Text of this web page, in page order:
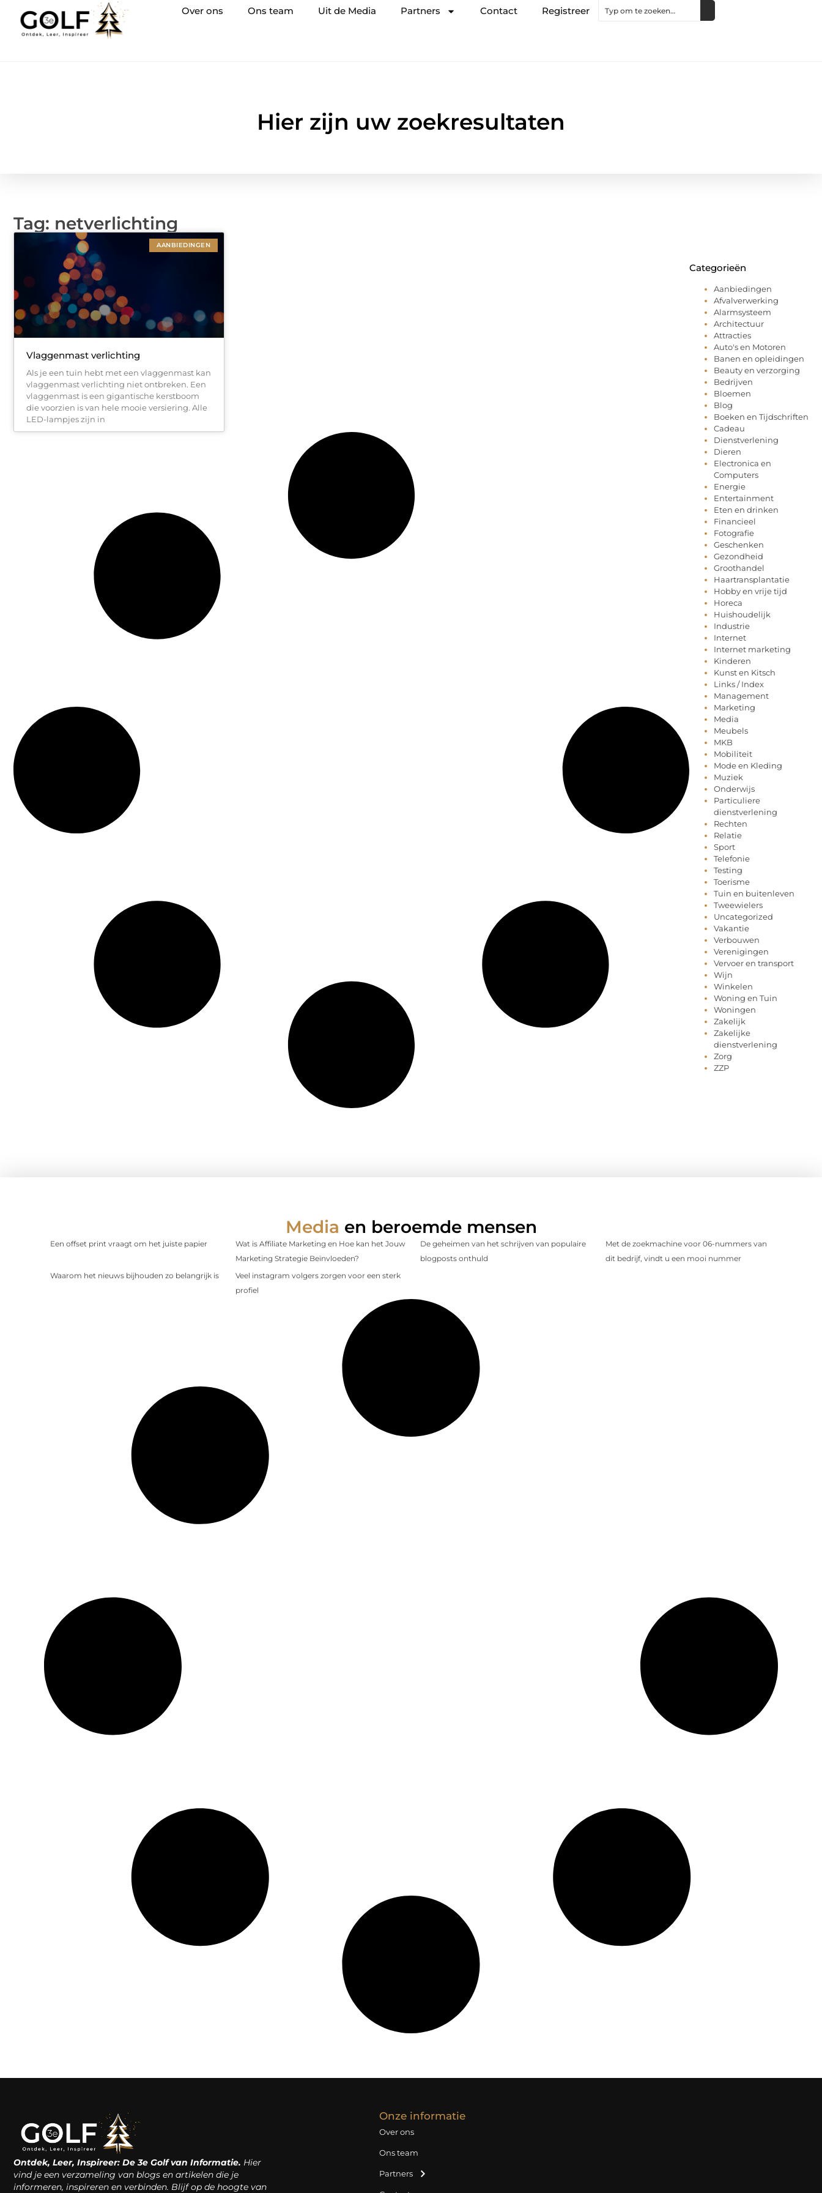
Over ons Ons team Uit de Media Partners Contact Registreer
Hier zijn uw zoekresultaten
Tag: netverlichting
AANBIEDINGEN
Vlaggenmast verlichting
Als je een tuin hebt met een vlaggenmast kan
vlaggenmast verlichting niet ontbreken. Een
vlaggenmast is een gigantische kerstboom
die voorzien is van hele mooie versiering. Alle
LED-lampjes zijn in
Categorieën
Aanbiedingen
Afvalverwerking
Alarmsysteem
Architectuur
Attracties
Auto's en Motoren
Banen en opleidingen
Beauty en verzorging
Bedrijven
Bloemen
Blog
Boeken en Tijdschriften
Cadeau
Dienstverlening
Dieren
Electronica en
Computers
Energie
Entertainment
Eten en drinken
Financieel
Fotografie
Geschenken
Gezondheid
Groothandel
Haartransplantatie
Hobby en vrije tijd
Horeca
Huishoudelijk
Industrie
Internet
Internet marketing
Kinderen
Kunst en Kitsch
Links / Index
Management
Marketing
Media
Meubels
MKB
Mobiliteit
Mode en Kleding
Muziek
Onderwijs
Particuliere
dienstverlening
Rechten
Relatie
Sport
Telefonie
Testing
Toerisme
Tuin en buitenleven
Tweewielers
Uncategorized
Vakantie
Verbouwen
Verenigingen
Vervoer en transport
Wijn
Winkelen
Woning en Tuin
Woningen
Zakelijk
Zakelijke
dienstverlening
Zorg
ZZP
Media en beroemde mensen
Een offset print vraagt om het juiste papier
Wat is Affiliate Marketing en Hoe kan het Jouw
Marketing Strategie Beïnvloeden?
De geheimen van het schrijven van populaire
blogposts onthuld
Met de zoekmachine voor 06-nummers van
dit bedrijf, vindt u een mooi nummer
Waarom het nieuws bijhouden zo belangrijk is
Veel instagram volgers zorgen voor een sterk
profiel
Ontdek, Leer, Inspireer: De 3e Golf van Informatie. Hier
vind je een verzameling van blogs en artikelen die je
informeren, inspireren en verbinden. Blijf op de hoogte van
Onze informatie
Over ons
Ons team
Partners